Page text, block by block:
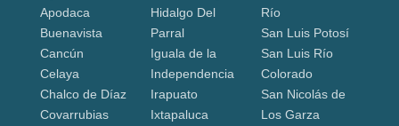
Apodaca
Buenavista
Cancún
Celaya
Chalco de Díaz
Covarrubias
Hidalgo Del
Parral
Iguala de la
Independencia
Irapuato
Ixtapaluca
Río
San Luis Potosí
San Luis Río
Colorado
San Nicolás de
Los Garza